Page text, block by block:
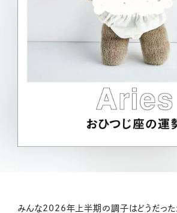
みんな2026年上半期の調子はどうだっ